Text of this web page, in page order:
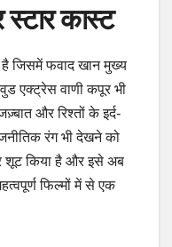
कास्ट
है जिसमें फवाद खान मुख्य
एक्ट्रेस वाणी कपूर भी
और रिश्तों के इर्द-
रंग भी देखने को
शूट किया है और इसे अब
फिल्मों में से एक